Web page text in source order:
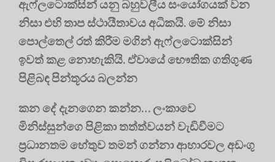
ඇෆ්ලටොක්සින් යනු බහුවලීය සංයෝගයක් වන
නිසා එහි තාප ස්ථායීතාවය අධිකයි. මේ නිසා
පොල්තෙල් රත් කිරීම මගින් ඇෆ්ලටොක්සින්
ඉවත් කළ නොහැකියි. ඒවායේ භෞතික ගතිගුණ
පිළිබඳ පින්තූරය බලන්න
කන දේ දැනගෙන කන්න… ලංකාවෙ
මිනිස්සුන්ගෙ පිළිකා තත්ත්‍වයන් වැඩිවීමට
ප්‍රධානතම හේතුව තමන් ගන්නා ආහාරවල අඩංගු